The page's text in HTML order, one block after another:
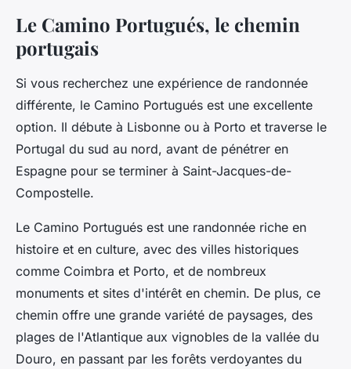
Le Camino Portugués, le chemin
portugais
Si vous recherchez une expérience de randonnée
différente, le Camino Portugués est une excellente
option. Il débute à Lisbonne ou à Porto et traverse le
Portugal du sud au nord, avant de pénétrer en
Espagne pour se terminer à Saint-Jacques-de-
Compostelle.
Le Camino Portugués est une randonnée riche en
histoire et en culture, avec des villes historiques
comme Coimbra et Porto, et de nombreux
monuments et sites d'intérêt en chemin. De plus, ce
chemin offre une grande variété de paysages, des
plages de l'Atlantique aux vignobles de la vallée du
Douro, en passant par les forêts verdoyantes du